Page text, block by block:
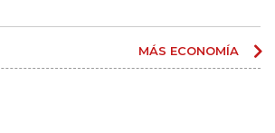
MÁS ECONOMÍA